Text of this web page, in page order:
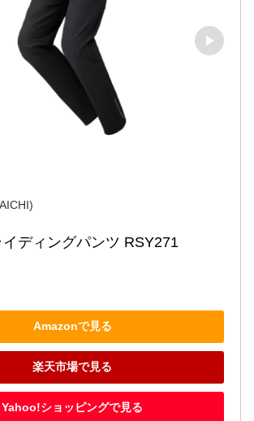
ディングパンツ RSY271
Amazonで見る
楽天市場で見る
Yahoo!ショッピングで見る